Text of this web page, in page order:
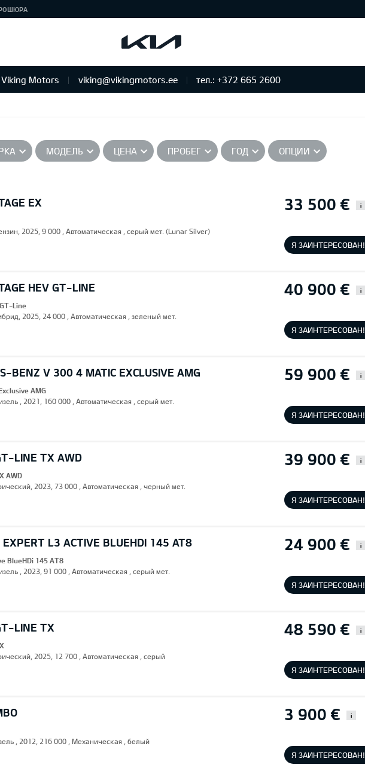
Viking Motors viking@vikingmotors.ee тел.: +372 665 2600
и ремонт
МОДЕЛЬ ЦЕНА ПРОБЕГ ГОД ОПЦИИ
EX 33 500 € i
2025, 9 000 , Автоматическая , серый мет. (Lunar Silver)
Я ЗАИНТЕРЕСОВАН!
HEV GT-LINE 40 900 € i
Line
2025, 24 000 , Автоматическая , зеленый мет.
Я ЗАИНТЕРЕСОВАН!
BENZ V 300 4 MATIC EXCLUSIVE AMG 59 900 € i
AMG
, 2021, 160 000 , Автоматическая , серый мет.
Я ЗАИНТЕРЕСОВАН!
LINE TX AWD 39 900 € i
AWD
2023, 73 000 , Автоматическая , черный мет.
Я ЗАИНТЕРЕСОВАН!
EXPERT L3 ACTIVE BLUEHDI 145 AT8 24 900 € i
BlueHDi 145 AT8
, 2023, 91 000 , Автоматическая , серый мет.
Я ЗАИНТЕРЕСОВАН!
LINE TX 48 590 € i
2025, 12 700 , Автоматическая , серый
Я ЗАИНТЕРЕСОВАН!
3 900 € i
, 2012, 216 000 , Механическая , белый
Я ЗАИНТЕРЕСОВАН!